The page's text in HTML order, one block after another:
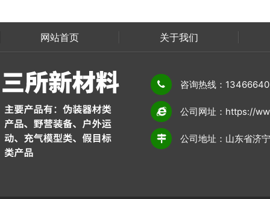
网站首页 关于我们
咨询热线：
公司网址：https://
公司地址：山东省济